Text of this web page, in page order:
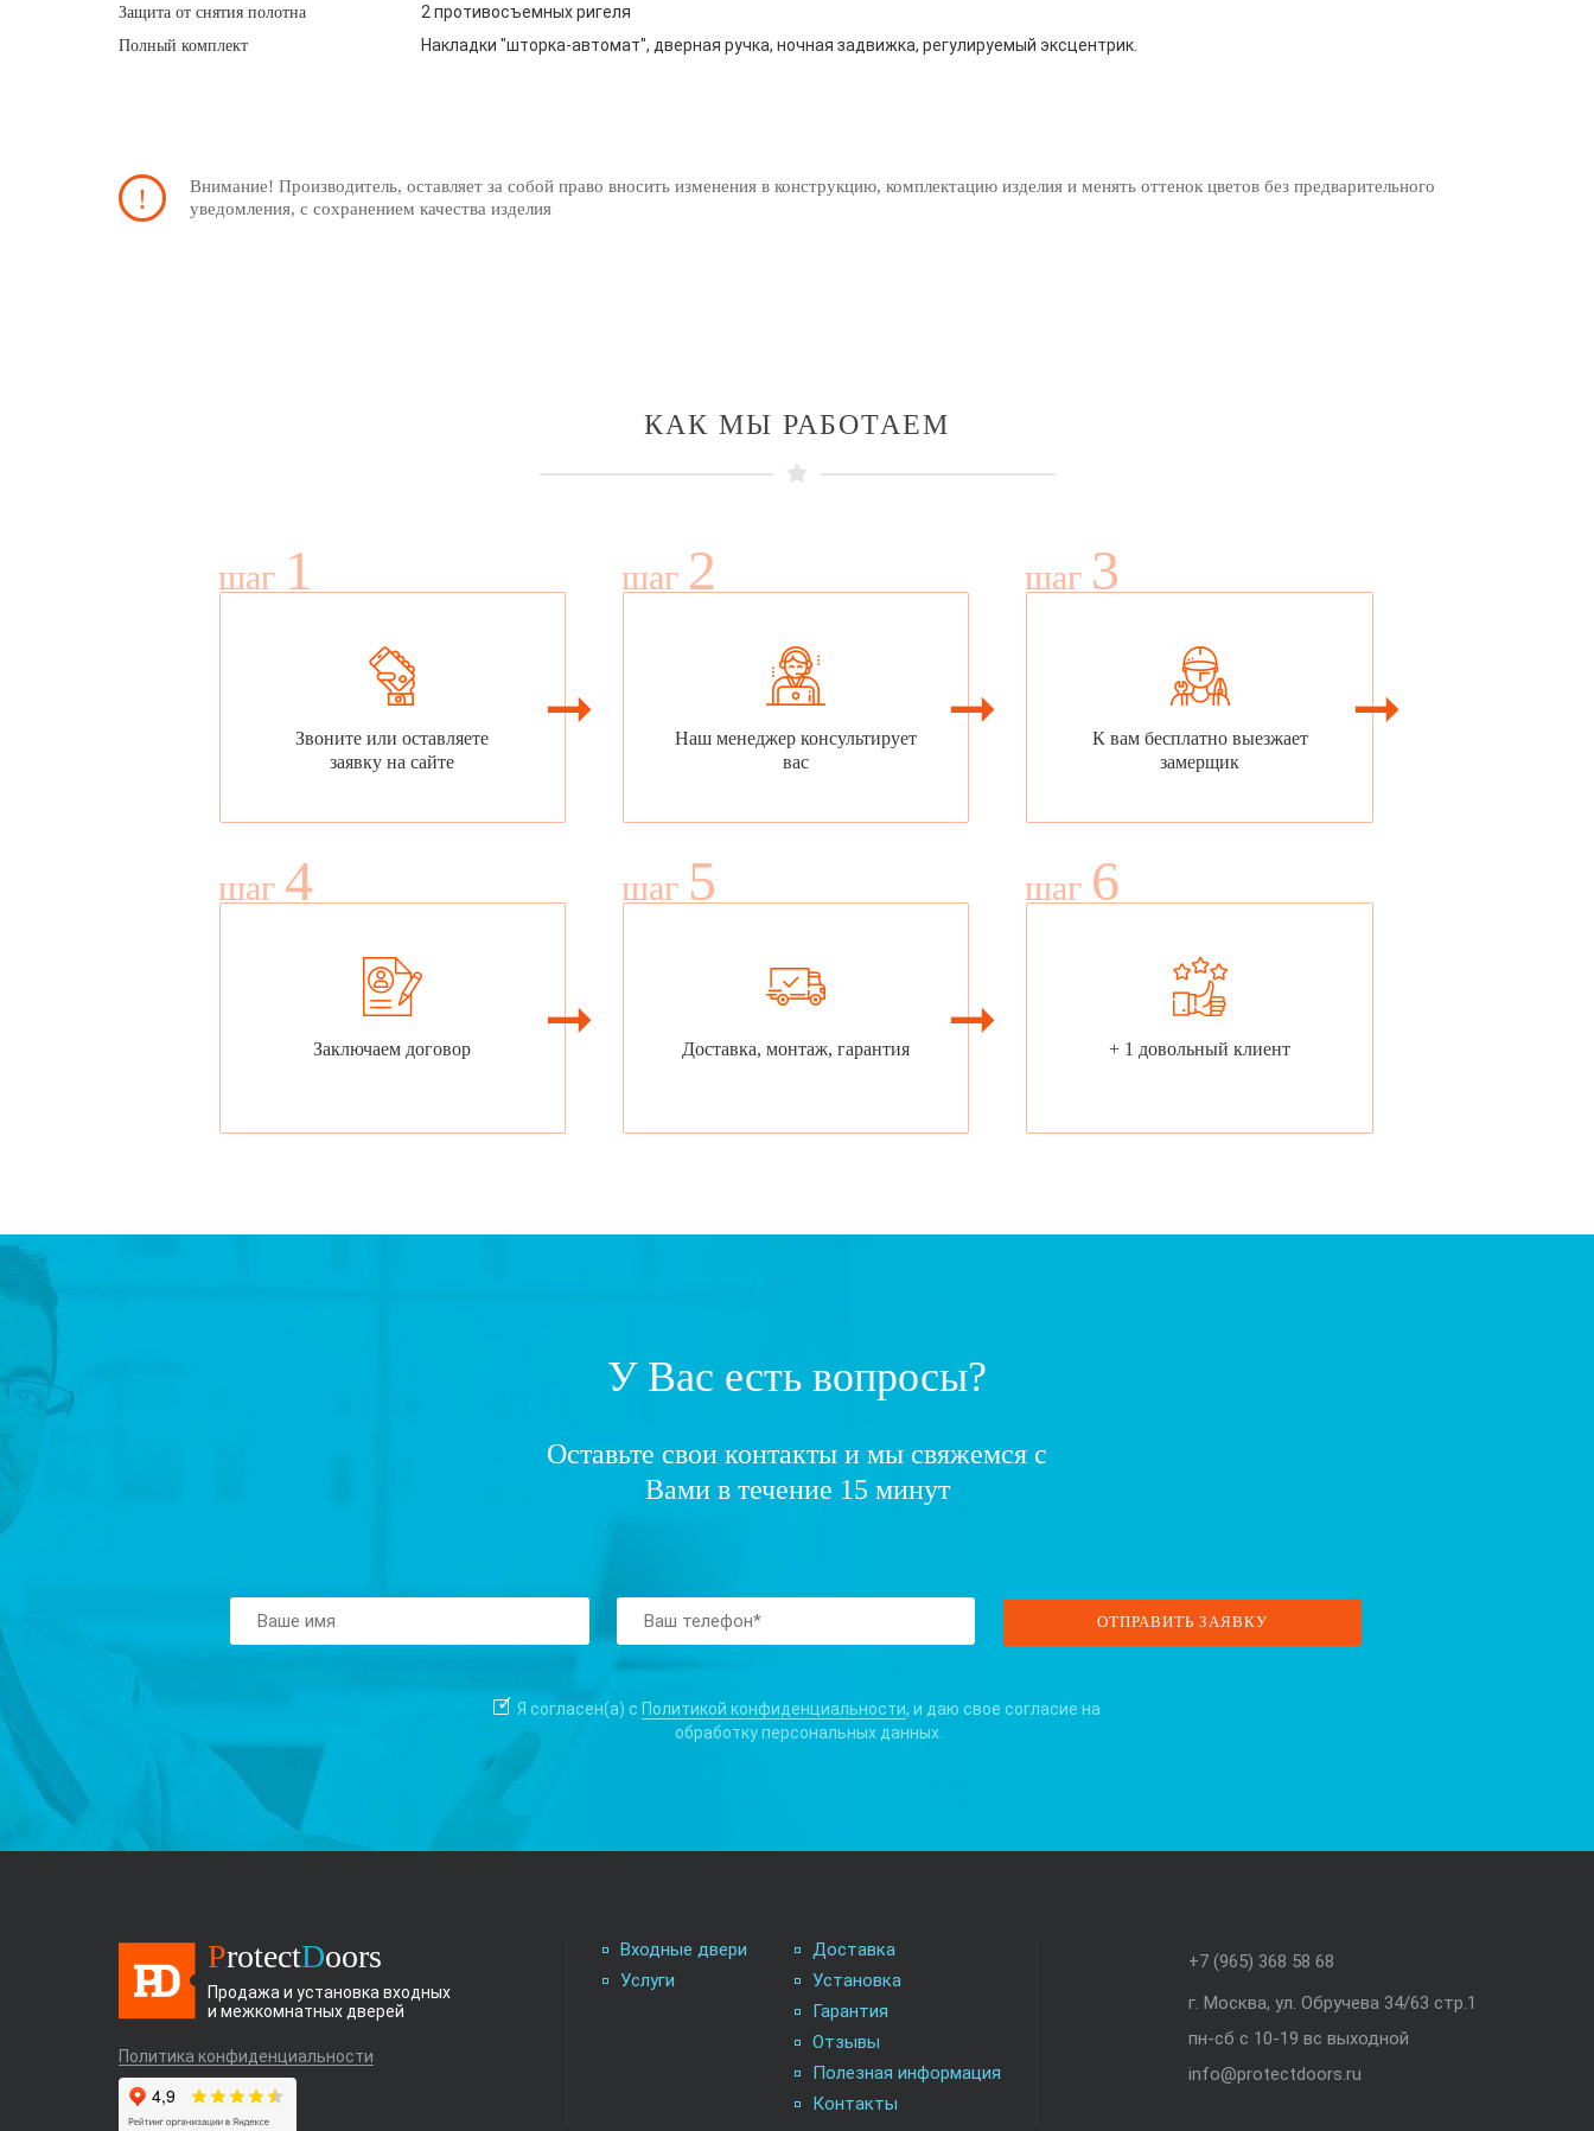
Защита от снятия полотна 2 противосъемных ригеля
Полный комплект Накладки "шторка-автомат", дверная ручка, ночная задвижка, регулируемый эксцентрик.
Внимание! Производитель, оставляет за собой право вносить изменения в конструкцию, комплектацию изделия и менять оттенок цветов без предварительного
уведомления, с сохранением качества изделия
КАК МЫ РАБОТАЕМ
шаг 1
Звоните или оставляете
заявку на сайте
шаг 2
Наш менеджер консультирует
вас
шаг 3
К вам бесплатно выезжает
замерщик
шаг 4
Заключаем договор
шаг 5
Доставка, монтаж, гарантия
шаг 6
+ 1 довольный клиент
У Вас есть вопросы?
Оставьте свои контакты и мы свяжемся с
Вами в течение 15 минут
Я согласен(а) с Политикой конфиденциальности, и даю свое согласие на
обработку персональных данных.
ProtectDoors
Продажа и установка входных
и межкомнатных дверей
Политика конфиденциальности
Входные двери
Услуги
Доставка
Установка
Гарантия
Отзывы
Полезная информация
Контакты
+7 (965) 368 58 68
г. Москва, ул. Обручева 34/63 стр.1
пн-сб с 10-19 вс выходной
info@protectdoors.ru